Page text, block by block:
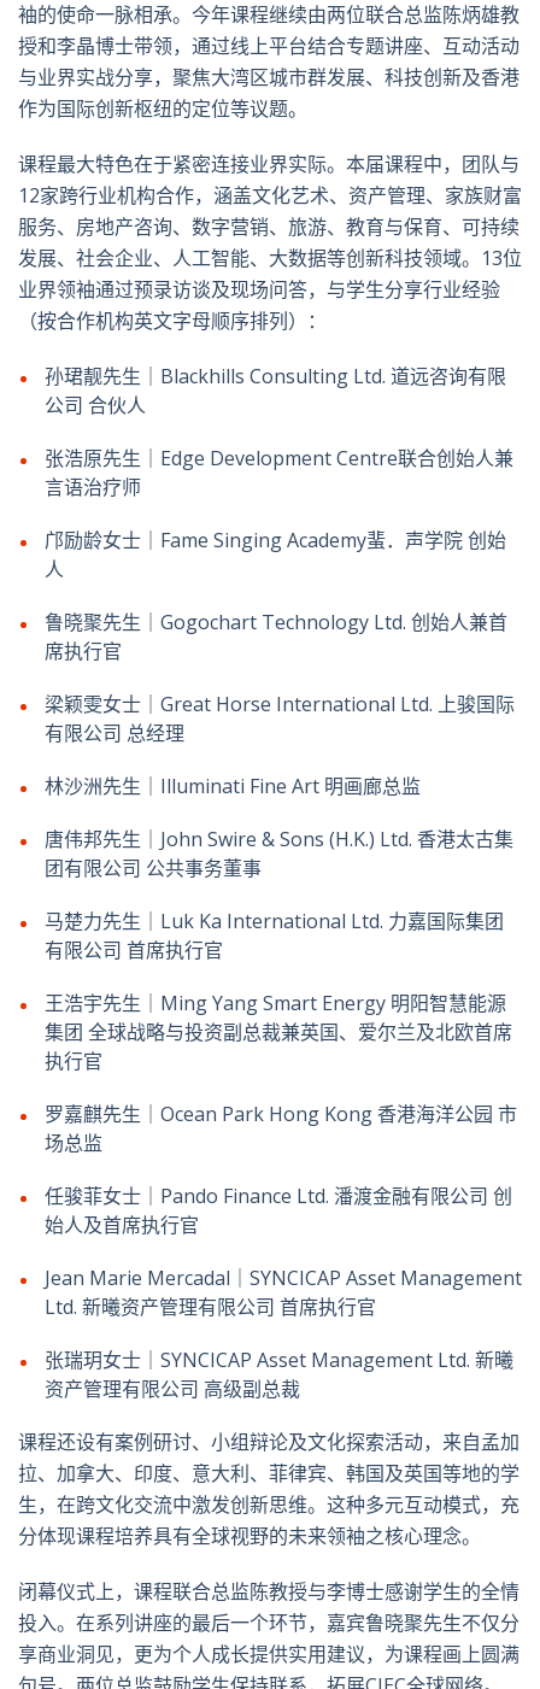
袖的使命一脉相承。今年课程继续由两位联合总监陈炳雄教
授和李晶博士带领，通过线上平台结合专题讲座、互动活动
与业界实战分享，聚焦大湾区城市群发展、科技创新及香港
作为国际创新枢纽的定位等议题。
课程最大特色在于紧密连接业界实际。本届课程中，团队与
12家跨行业机构合作，涵盖文化艺术、资产管理、家族财富
服务、房地产咨询、数字营销、旅游、教育与保育、可持续
发展、社会企业、人工智能、大数据等创新科技领域。13位
业界领袖通过预录访谈及现场问答，与学生分享行业经验
（按合作机构英文字母顺序排列）：
孙珺靓先生｜Blackhills Consulting Ltd. 道远咨询有限
公司 合伙人
张浩原先生｜Edge Development Centre联合创始人兼
言语治疗师
邝励龄女士｜Fame Singing Academy蜚．声学院 创始
人
鲁晓聚先生｜Gogochart Technology Ltd. 创始人兼首
席执行官
梁颖雯女士｜Great Horse International Ltd. 上骏国际
有限公司 总经理
林沙洲先生｜Illuminati Fine Art 明画廊总监
唐伟邦先生｜John Swire & Sons (H.K.) Ltd. 香港太古集
团有限公司 公共事务董事
马楚力先生｜Luk Ka International Ltd. 力嘉国际集团
有限公司 首席执行官
王浩宇先生｜Ming Yang Smart Energy 明阳智慧能源
集团 全球战略与投资副总裁兼英国、爱尔兰及北欧首席
执行官
罗嘉麒先生｜Ocean Park Hong Kong 香港海洋公园 市
场总监
任骏菲女士｜Pando Finance Ltd. 潘渡金融有限公司 创
始人及首席执行官
Jean Marie Mercadal｜SYNCICAP Asset Management
Ltd. 新曦资产管理有限公司 首席执行官
张瑞玥女士｜SYNCICAP Asset Management Ltd. 新曦
资产管理有限公司 高级副总裁
课程还设有案例研讨、小组辩论及文化探索活动，来自孟加
拉、加拿大、印度、意大利、菲律宾、韩国及英国等地的学
生，在跨文化交流中激发创新思维。这种多元互动模式，充
分体现课程培养具有全球视野的未来领袖之核心理念。
闭幕仪式上，课程联合总监陈教授与李博士感谢学生的全情
投入。在系列讲座的最后一个环节，嘉宾鲁晓聚先生不仅分
享商业洞见，更为个人成长提供实用建议，为课程画上圆满